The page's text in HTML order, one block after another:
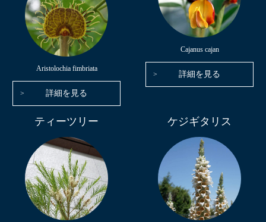
Aristolochia fimbriata
詳細を見る
Cajanus cajan
詳細を見る
ティーツリー ケジギタリス